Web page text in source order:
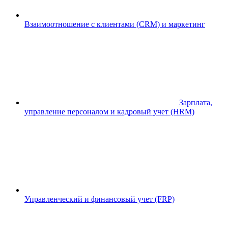
Взаимоотношение с клиентами (CRM) и маркетинг
Зарплата,
управление персоналом и кадровый учет (HRM)
Управленческий и финансовый учет (FRP)